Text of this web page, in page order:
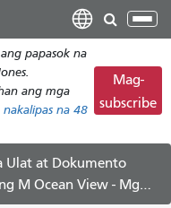
I-
ang
ang papasok na
ang mga
nakalipas na 48
Mag-
subscribe
Ulat at Dokumento
Pangwakas na Guhit ng Panukala